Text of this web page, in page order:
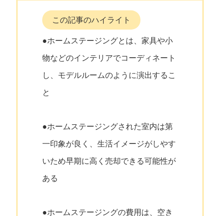
この記事のハイライト
●ホームステージングとは、家具や小
物などのインテリアでコーディネート
し、モデルルームのように演出するこ
と
●ホームステージングされた室内は第
一印象が良く、生活イメージがしやす
いため早期に高く売却できる可能性が
ある
●ホームステージングの費用は、空き